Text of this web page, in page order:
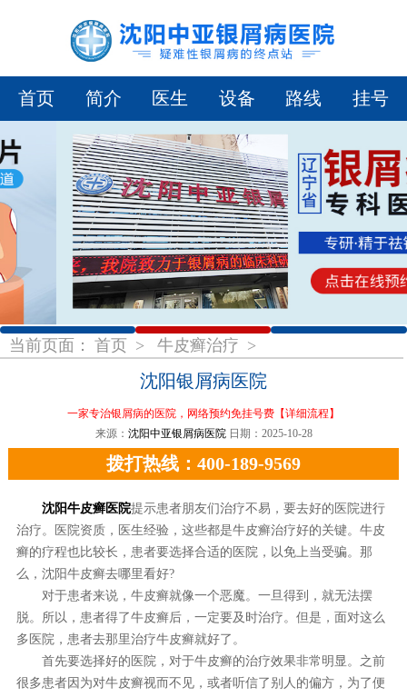
首页 简介 医生 设备 路线 挂号
1 2 3
当前页面： 首页 > 牛皮癣治疗 >
沈阳银屑病医院
一家专治银屑病的医院，网络预约免挂号费 【详细流程】
来源： 沈阳中亚银屑病医院 日期：2025-10-28
拨打热线：400-189-9569
沈阳牛皮癣医院提示患者朋友们治疗不易，要去好的医院进行
治疗。医院资质，医生经验，这些都是牛皮癣治疗好的关键。牛皮
癣的疗程也比较长，患者要选择合适的医院，以免上当受骗。那
么，沈阳牛皮癣去哪里看好?
对于患者来说，牛皮癣就像一个恶魔。一旦得到，就无法摆
脱。所以，患者得了牛皮癣后，一定要及时治疗。但是，面对这么
多医院，患者去那里治疗牛皮癣就好了。
首先要选择好的医院，对于牛皮癣的治疗效果非常明显。之前
很多患者因为对牛皮癣视而不见，或者听信了别人的偏方，为了便